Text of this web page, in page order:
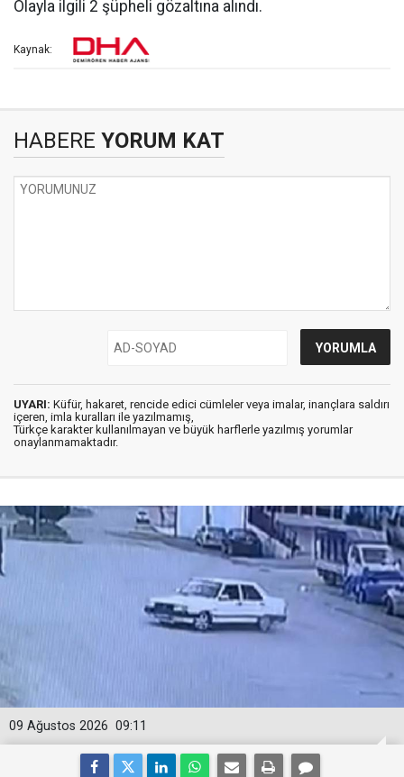
Olayla ilgili 2 şüpheli gözaltına alındı.
Kaynak:
HABERE YORUM KAT
UYARI: Küfür, hakaret, rencide edici cümleler veya imalar, inançlara saldırı
içeren, imla kuralları ile yazılmamış,
Türkçe karakter kullanılmayan ve büyük harflerle yazılmış yorumlar
onaylanmamaktadır.
09:11
09 Ağustos 2026